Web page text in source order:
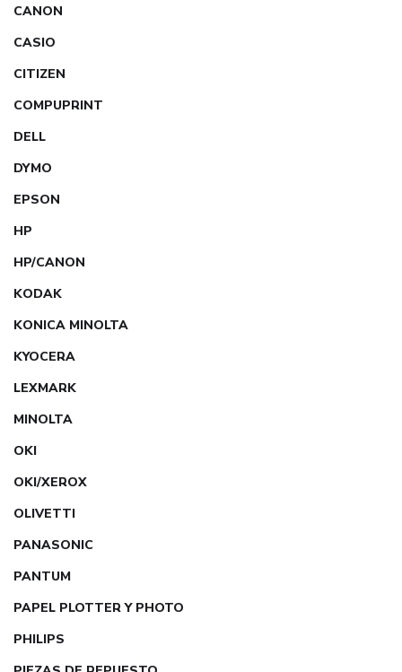
CANON
CASIO
CITIZEN
COMPUPRINT
DELL
DYMO
EPSON
HP
HP/CANON
KODAK
KONICA MINOLTA
KYOCERA
LEXMARK
MINOLTA
OKI
OKI/XEROX
OLIVETTI
PANASONIC
PANTUM
PAPEL PLOTTER Y PHOTO
PHILIPS